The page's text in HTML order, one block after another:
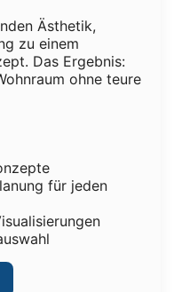
Ästhetik,
zu einem
Das Ergebnis:
ohne teure
für jeden